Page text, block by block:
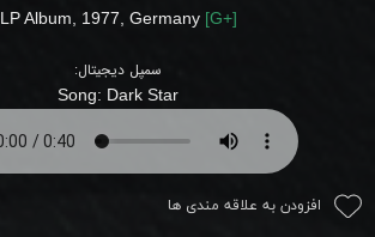
LP Album, 1977, Germany [G+]
سمپل دیجیتال:
Song: Dark Star
افزودن به علاقه مندی ها